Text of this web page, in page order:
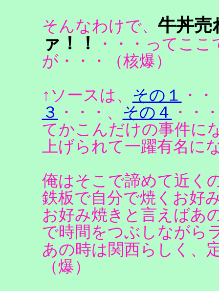
そんなわけで、 牛丼売
ァ！！
・・・ってこ
が・・・（核爆）
↑ソースは、 その１
・
３
・・・、 その４ ・・
てかこんだけの事件に
上げられて一躍有名に
俺はそこで諦めて近く
鉄板で自分で焼くお好
お好み焼きと言えばあ
で時間をつぶしながら
あの時は関西らしく、
（爆）